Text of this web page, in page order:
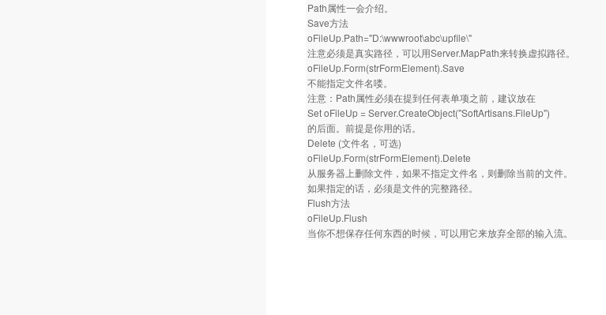
Path属性一会介绍。
Save方法
oFileUp.Path="D:\wwwroot\abc\upfile\"
注意必须是真实路径，可以用Server.MapPath来转换虚拟路径。
oFileUp.Form(strFormElement).Save
不能指定文件名喽。
注意：Path属性必须在提到任何表单项之前，建议放在
Set oFileUp = Server.CreateObject("SoftArtisans.FileUp")
的后面。前提是你用的话。
Delete (文件名，可选)
oFileUp.Form(strFormElement).Delete
从服务器上删除文件，如果不指定文件名，则删除当前的文件。
如果指定的话，必须是文件的完整路径。
Flush方法
oFileUp.Flush
当你不想保存任何东西的时候，可以用它来放弃全部的输入流。